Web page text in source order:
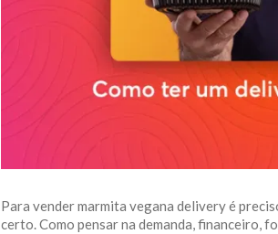
Para vender marmita vegana delivery é
certo. Como pensar na demanda, financeiro,